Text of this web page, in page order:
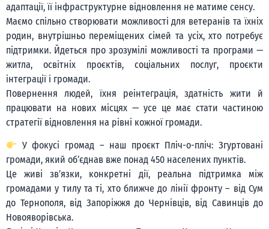
адаптації, її інфраструктурне відновлення не матиме сенсу.
Маємо спільно створювати можливості для ветеранів та їхніх
родин, внутрішньо переміщених сімей та усіх, хто потребує
підтримки. Йдеться про зрозумілі можливості та програми —
житла, освітніх проєктів, соціальних послуг, проєкти
інтеграції і громади.
Повернення людей, їхня реінтеграція, здатність жити й
працювати на нових місцях — усе це має стати частиною
стратегії відновлення на рівні кожної громади.
У фокусі громад – наш проєкт Пліч-о-пліч: Згуртовані
громади, який обʼєднав вже понад 450 населених пунктів.
Це живі зв’язки, конкретні дії, реальна підтримка між
громадами у тилу та ті, хто ближче до лінії фронту – від Сум
до Тернополя, від Запоріжжя до Чернівців, від Савинців до
Новояворівська.